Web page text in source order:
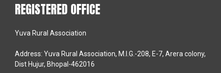
REGISTERED OFFICE
Yuva Rural Association
Address: Yuva Rural Association, M.I.G.-208, E-7, Arera colony,
Dist Hujur, Bhopal-462016